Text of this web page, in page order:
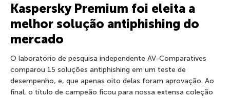
Kaspersky Premium foi eleita a
melhor solução antiphishing do
mercado
O laboratório de pesquisa independente AV-Comparatives
comparou 15 soluções antiphishing em um teste de
desempenho, e, que apenas oito delas foram aprovação. Ao
final, o título de campeão ficou para nossa extensa coleção